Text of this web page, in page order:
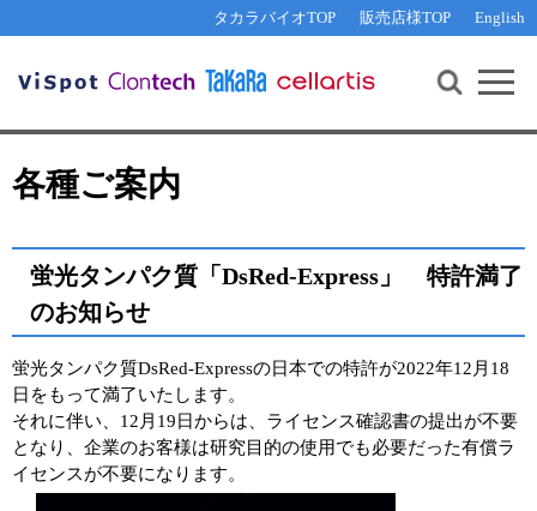
タカラバイオTOP 販売店様TOP English
機能解析・サイレンシング
核酸抽出・精製・標識
PCR・等温増幅
リアルタイムPCR（qPCR）
サンプル請求
テクニカルサポートライン
その他 ライセンスに関するご相談
遺伝子組換え生物該当製品
研究支援ツール
Cut-Site Navigator 制限酵素切断サイトの検索
In-Fusion Cloning プライマー設計
リアルタイムPCR （インターカレーター法）
プライマー検索・注文
リアルタイムPCR（プローブ法）
プライマー・プローブ検索・注文
機器ソフトウェア・ベクター配列ダウンロード
ラーニングセンター
お問い合わせ WEB会員登録
各種ご案内
蛍光タンパク質「DsRed-Express」 特許満了
のお知らせ
蛍光タンパク質DsRed-Expressの日本での特許が2022年12月18
日をもって満了いたします。
それに伴い、12月19日からは、ライセンス確認書の提出が不要
となり、企業のお客様は研究目的の使用でも必要だった有償ラ
イセンスが不要になります。